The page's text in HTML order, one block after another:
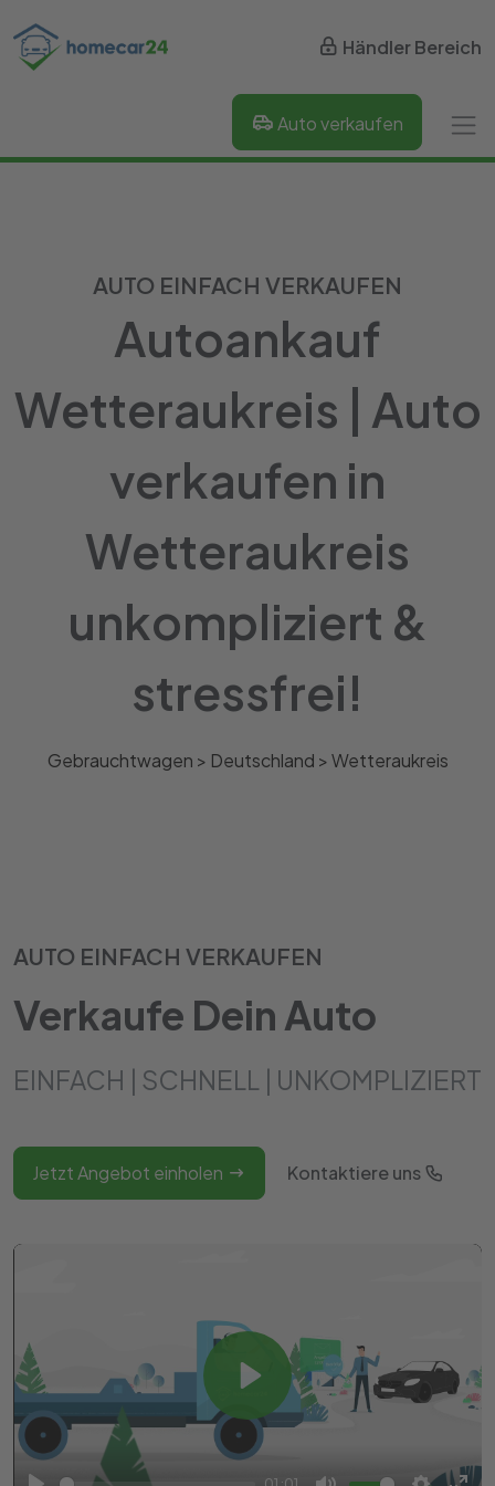
Händler Bereich
Auto verkaufen
AUTO EINFACH VERKAUFEN
Autoankauf
Wetteraukreis | Auto
verkaufen in
Wetteraukreis
unkompliziert &
stressfrei!
Gebrauchtwagen > Deutschland >Wetteraukreis
AUTO EINFACH VERKAUFEN
Verkaufe Dein Auto
EINFACH | SCHNELL | UNKOMPLIZIERT
Jetzt Angebot einholen Kontaktiere uns
Play